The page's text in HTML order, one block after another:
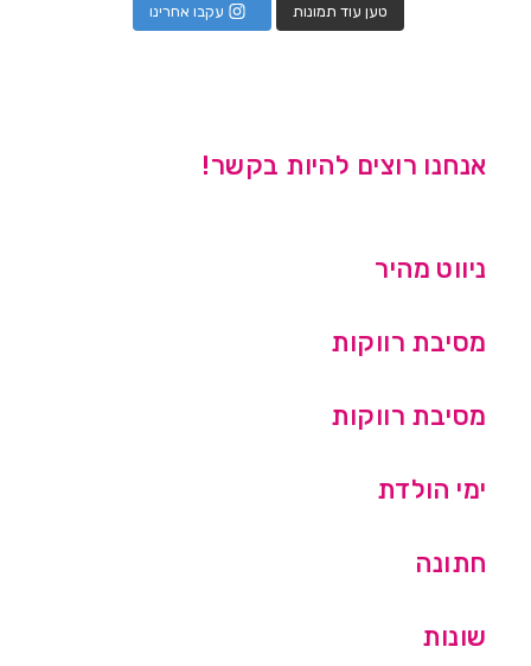
טען עוד תמונות עקבו אחרינו
אנחנו רוצים להיות בקשר!
ניווט מהיר
מסיבת רווקות
מסיבת רווקות
ימי הולדת
חתונה
שונות